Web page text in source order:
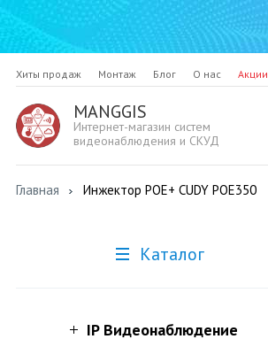
Хиты продаж Монтаж Блог О нас Акции
MANGGIS
Интернет-магазин систем
видеонаблюдения и СКУД
Главная Инжектор POE+ CUDY POE350
Каталог
IP Видеонаблюдение